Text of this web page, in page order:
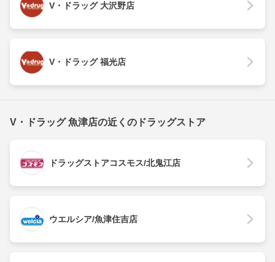
V・ドラッグ 大沢野店
V・ドラッグ 福光店
V・ドラッグ 魚津店の近くのドラッグストア
ドラッグストアコスモス/北鬼江店
ウエルシア/魚津住吉店